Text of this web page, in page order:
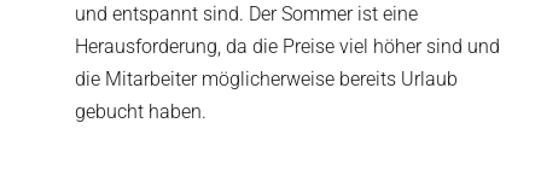
und entspannt sind. Der Sommer ist eine
Herausforderung, da die Preise viel höher sind und
die Mitarbeiter möglicherweise bereits Urlaub
gebucht haben.